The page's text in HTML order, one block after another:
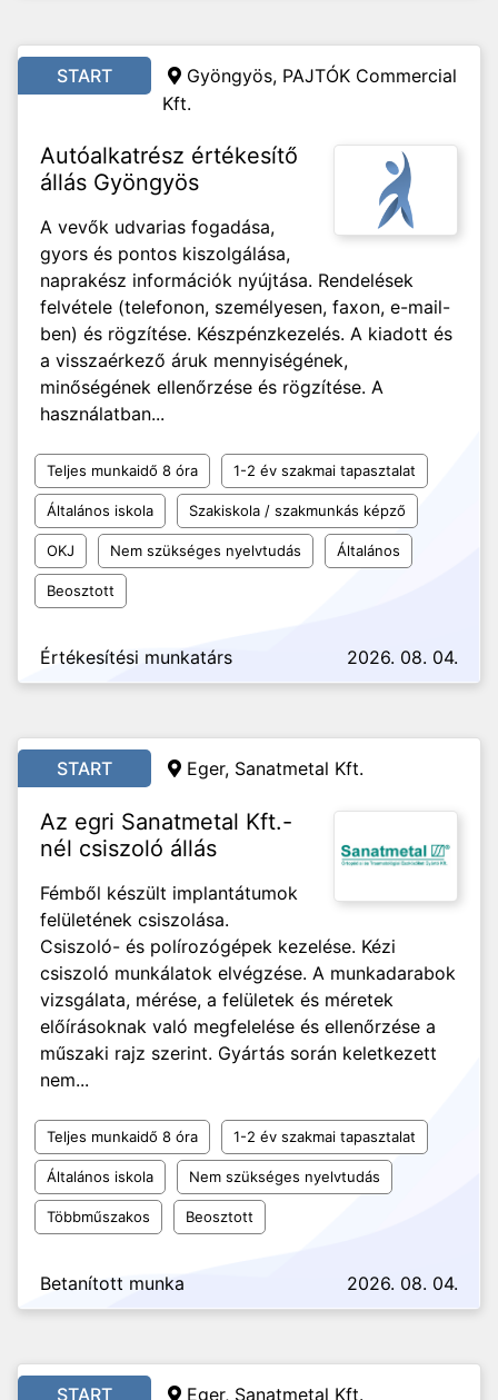
START
Gyöngyös, PAJTÓK Commercial
Kft.
Autóalkatrész értékesítő
állás Gyöngyös
A vevők udvarias fogadása,
gyors és pontos kiszolgálása,
naprakész információk nyújtása. Rendelések
felvétele (telefonon, személyesen, faxon, e-mail-
ben) és rögzítése. Készpénzkezelés. A kiadott és
a visszaérkező áruk mennyiségének,
minőségének ellenőrzése és rögzítése. A
használatban...
Teljes munkaidő 8 óra 1-2 év szakmai tapasztalat
Általános iskola Szakiskola / szakmunkás képző
OKJ Nem szükséges nyelvtudás Általános
Beosztott
Értékesítési munkatárs 2026. 08. 04.
START Eger, Sanatmetal Kft.
Az egri Sanatmetal Kft.-
nél csiszoló állás
Fémből készült implantátumok
felületének csiszolása.
Csiszoló- és polírozógépek kezelése. Kézi
csiszoló munkálatok elvégzése. A munkadarabok
vizsgálata, mérése, a felületek és méretek
előírásoknak való megfelelése és ellenőrzése a
műszaki rajz szerint. Gyártás során keletkezett
nem...
Teljes munkaidő 8 óra 1-2 év szakmai tapasztalat
Általános iskola Nem szükséges nyelvtudás
Többműszakos Beosztott
Betanított munka 2026. 08. 04.
START Eger, Sanatmetal Kft.